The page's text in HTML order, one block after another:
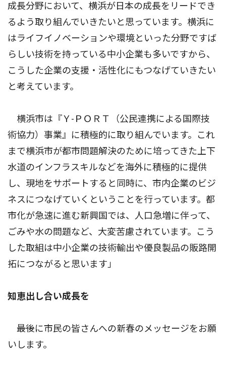
成長分野において、横浜が日本の成長をリードでき
るよう取り組んでいきたいと思っています。横浜に
はライフイノベーションや環境といった分野ですば
らしい技術を持っている中小企業も多いですから、
こうした企業の支援・活性化にもつなげていきたい
と考えています。
横浜市は『Ｙ-ＰＯＲＴ（公民連携による国際技
術協力）事業』に積極的に取り組んでいます。これ
まで横浜市が都市問題解決のために培ってきた上下
水道のインフラスキルなどを海外に積極的に提供
し、現地をサポートすると同時に、市内企業のビジ
ネスにつなげていくということを行っています。都
市化が急速に進む新興国では、人口急増に伴って、
ごみや水の問題など、大変苦慮されています。こう
した取組は中小企業の技術輸出や優良製品の販路開
拓につながると思います」
知恵出し合い成長を
――最後に市民の皆さんへの新春のメッセージをお願
いします。